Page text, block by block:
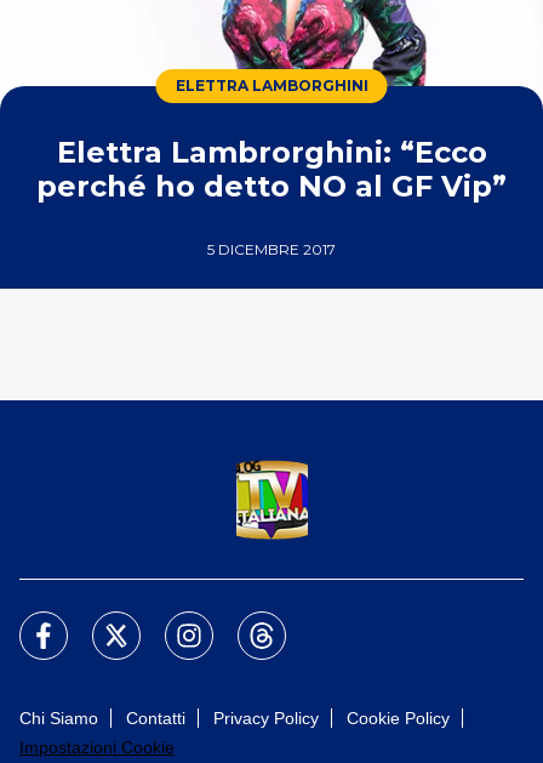
ELETTRA LAMBORGHINI
Elettra Lambrorghini: “Ecco
perché ho detto NO al GF Vip”
5 DICEMBRE 2017
Chi Siamo Contatti Privacy Policy
Cookie Policy
Impostazioni Cookie